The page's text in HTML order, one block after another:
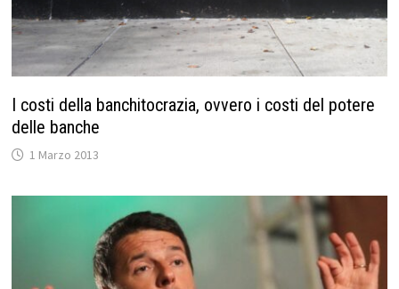
I costi della banchitocrazia, ovvero i costi del potere
delle banche
1 Marzo 2013